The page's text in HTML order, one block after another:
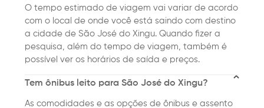
O tempo estimado de viagem vai variar de acordo
com o local de onde você está saindo com destino
a cidade de São José do Xingu. Quando fizer a
pesquisa, além do tempo de viagem, também é
possível ver os horários de saída e preços.
Tem ônibus leito para São José do Xingu?
As comodidades e as opções de ônibus e assento